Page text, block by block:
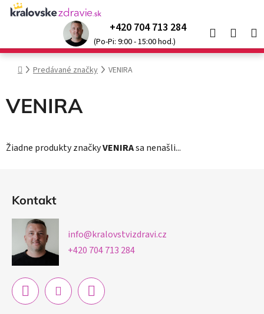
Prejsť
Kráľovské produkty sozľavou až 52 % 🌞
+420 704 713 284
(Po-Pi: 9:00 - 15:00 hod.)
Hľadať
Domov
Predávané značky VENIRA
VENIRA
Žiadne produkty značkyVENIRAsa nenašli...
Kontakt
info@kralovstvizdravi.cz
+420 704 713 284